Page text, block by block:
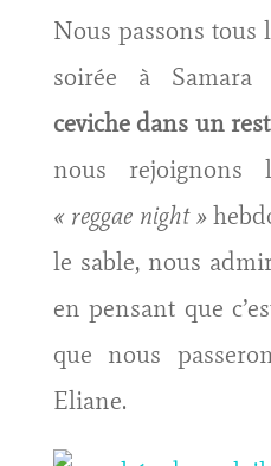
Nous passons tous
soirée à Samara
ceviche dans un
nous
« reggae night »
le sable, nous
en pensant que
que nous
Eliane.